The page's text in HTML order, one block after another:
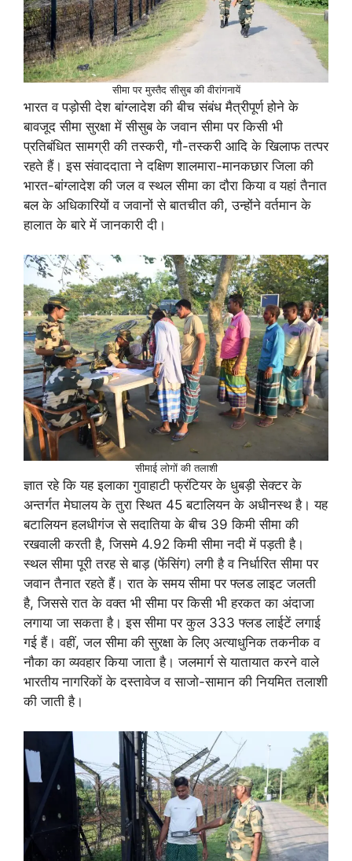
सीमा पर मुस्तैद सीसुब की वीरांगनायें
भारत व पड़ोसी देश बांग्लादेश की बीच संबंध मैत्रीपूर्ण होने के
बावजूद सीमा सुरक्षा में सीसुब के जवान सीमा पर किसी भी
प्रतिबंधित सामग्री की तस्करी, गाै-तस्करी आदि के खिलाफ तत्पर
रहते हैं। इस संवाददाता ने दक्षिण शालमारा-मानकछार जिला की
भारत-बांग्लादेश की जल व स्थल सीमा का दाैरा किया व यहां तैनात
बल के अधिकारियों व जवानों से बातचीत की, उन्होंने वर्तमान के
हालात के बारे में जानकारी दी।
सीमाई लाेगाें की तलाशी
ज्ञात रहे कि यह इलाका गुवाहाटी फ्रंटियर के धुबड़ी सेक्टर के
अन्तर्गत मेघालय के तुरा स्थित 45 बटालियन के अधीनस्थ है। यह
बटालियन हलधीगंज से सदातिया के बीच 39 किमी सीमा की
रखवाली करती है, जिसमे 4.92 किमी सीमा नदी में पड़ती है।
स्थल सीमा पूरी तरह से बाड़ (फेंसिंग) लगी है व निर्धारित सीमा पर
जवान तैनात रहते हैं। रात के समय सीमा पर फ्लड लाइट जलती
है, जिससे रात के वक्त भी सीमा पर किसी भी हरकत का अंदाजा
लगाया जा सकता है। इस सीमा पर कुल 333 फ्लड लाईटें लगाई
गई हैं। वहीं, जल सीमा की सुरक्षा के लिए अत्याधुनिक तकनीक व
नाैका का व्यवहार किया जाता है। जलमार्ग से यातायात करने वाले
भारतीय नागरिकाें के दस्तावेज व साजाे-सामान की नियमित तलाशी
की जाती है।